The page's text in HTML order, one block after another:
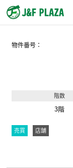
物件番号：
階数
3階
売買 店舗